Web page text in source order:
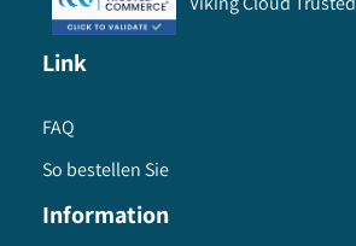
Link
FAQ
So bestellen Sie
Information